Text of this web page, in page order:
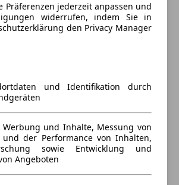
Präferenzen jederzeit anpassen und
widerrufen, indem Sie in
den Privacy Manager
und Identifikation durch
Werbung und Inhalte, Messung von
und der Performance von Inhalten,
sowie Entwicklung und
Angeboten